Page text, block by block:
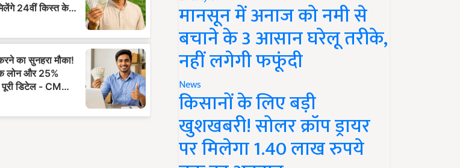
मानसून में अनाज को नमी से
बचाने के 3 आसान घरेलू तरीके,
नहीं लगेगी फफूंदी
News
किसानों के लिए बड़ी
खुशखबरी! सोलर क्रॉप ड्रायर
पर मिलेगा 1.40 लाख रुपये